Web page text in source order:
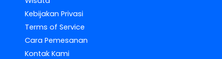
Kebijakan Privasi
Terms of Service
Cara Pemesanan
Kontak Kami